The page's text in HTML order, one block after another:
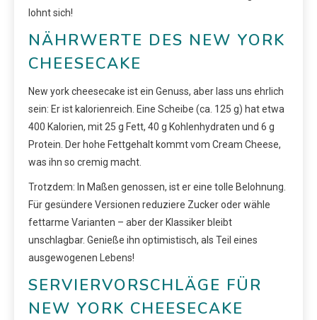
lohnt sich!
NÄHRWERTE DES NEW YORK
CHEESECAKE
New york cheesecake ist ein Genuss, aber lass uns ehrlich
sein: Er ist kalorienreich. Eine Scheibe (ca. 125 g) hat etwa
400 Kalorien, mit 25 g Fett, 40 g Kohlenhydraten und 6 g
Protein. Der hohe Fettgehalt kommt vom Cream Cheese,
was ihn so cremig macht.
Trotzdem: In Maßen genossen, ist er eine tolle Belohnung.
Für gesündere Versionen reduziere Zucker oder wähle
fettarme Varianten – aber der Klassiker bleibt
unschlagbar. Genieße ihn optimistisch, als Teil eines
ausgewogenen Lebens!
SERVIERVORSCHLÄGE FÜR
NEW YORK CHEESECAKE